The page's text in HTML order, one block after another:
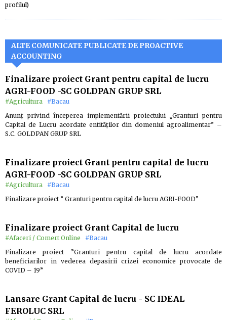
profilul)
ALTE COMUNICATE PUBLICATE DE PROACTIVE
ACCOUNTING
Finalizare proiect Grant pentru capital de lucru
AGRI-FOOD -SC GOLDPAN GRUP SRL
#Agricultura
#Bacau
Anunț privind începerea implementării proiectului „Granturi pentru
Capital de Lucru acordate entităților din domeniul agroalimentar” –
S.C. GOLDPAN GRUP SRL
Finalizare proiect Grant pentru capital de lucru
AGRI-FOOD -SC GOLDPAN GRUP SRL
#Agricultura
#Bacau
Finalizare proiect ” Granturi pentru capital de lucru AGRI-FOOD”
Finalizare proiect Grant Capital de lucru
#Afaceri / Comert Online
#Bacau
Finalizare proiect ”Granturi pentru capital de lucru acordate
beneficiarilor in vederea depasirii crizei economice provocate de
COVID – 19”
Lansare Grant Capital de lucru - SC IDEAL
FEROLUC SRL